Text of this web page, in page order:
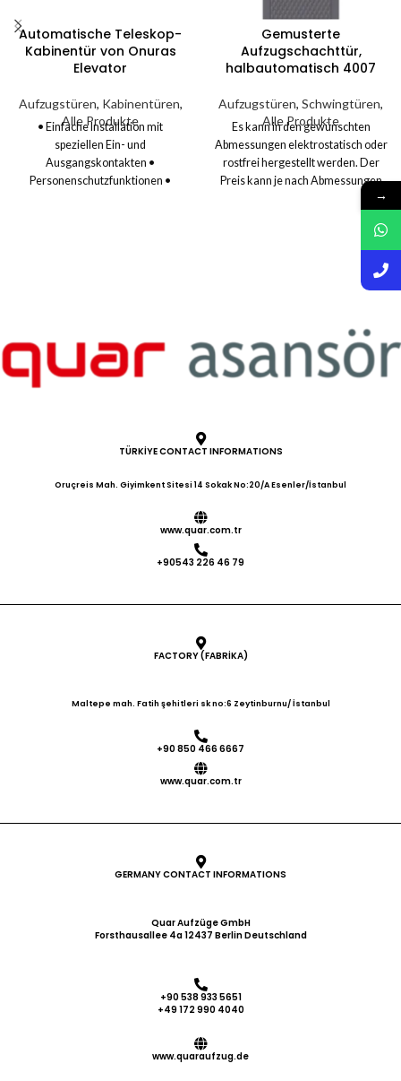
Automatische Teleskop-
Kabinentür von Onuras
Elevator
Aufzugstüren, Kabinentüren,
Alle Produkte
• Einfache Installation mit
speziellen Ein- und
Ausgangskontakten •
Personenschutzfunktionen •
Parametereinstellung •
Phasenversorgung mit 220 V •
Funktion zur automatischen
starten • 0,60 mm dicke
mm dickem verzinktem Stahl •
des verwendeten Klebebands und
Gemusterte
Aufzugschachttür,
halbautomatisch 4007
Aufzugstüren, Schwingtüren,
Alle Produkte
Es kann in den gewünschten
Abmessungen elektrostatisch oder
rostfrei hergestellt werden. Der
Preis kann je nach Abmessungen
variieren. Sie müssen uns vor der
2 mm Präzise Klingeneinstellung
Rahmen ohne Schrauben Hohe
Tragfähigkeit durch Stahlscharnier
Verschiedene Modell- und
Lackiersystem
TÜRKİYE CONTACT INFORMATIONS
Oruçreis Mah. Giyimkent Sitesi 14 Sokak No:20/A Esenler/İstanbul
www.quar.com.tr
+90543 226 46 79
FACTORY (FABRİKA)
Maltepe mah. Fatih şehitleri sk no:6 Zeytinburnu/ İstanbul
+90 850 466 6667
www.quar.com.tr
GERMANY CONTACT INFORMATIONS
Quar Aufzüge GmbH
Forsthausallee 4a 12437 Berlin Deutschland
+90 538 933 5651
+49 172 990 4040
www.quaraufzug.de
→